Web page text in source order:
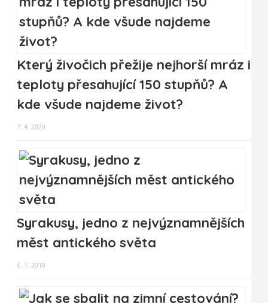
Který živočich přežije nejhorší mráz i
teploty přesahující 150 stupňů? A
kde všude najdeme život?
7. 4. 2020
Syrakusy, jedno z nejvýznamnějších
měst antického světa
6. 1. 2019